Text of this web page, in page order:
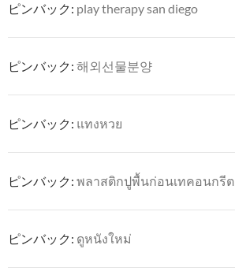
ピンバック: play therapy san diego
ピンバック: 해외선물분양
ピンバック: แทงหวย
ピンバック: พลาสติกปูพื้นก่อนเทคอนกรีต
ピンバック: ดูหนังใหม่